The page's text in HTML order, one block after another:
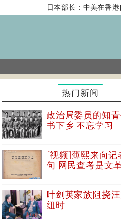
日本部长：中美在香港问
热门新闻
政治局委员的知
书下乡 不忘学习
[视频]薄熙来向记
句 网民查考是文
叶剑英家族阻挠汪
纽时